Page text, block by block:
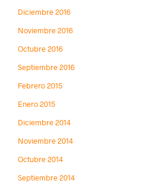
Diciembre 2016
Noviembre 2016
Octubre 2016
Septiembre 2016
Febrero 2015
Enero 2015
Diciembre 2014
Noviembre 2014
Octubre 2014
Septiembre 2014